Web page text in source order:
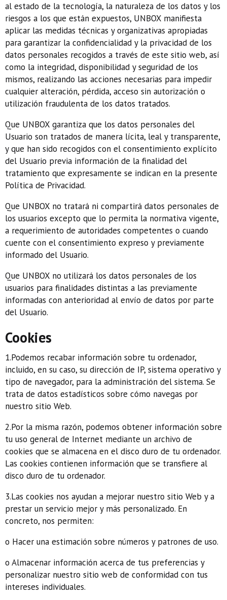
al estado de la tecnología, la naturaleza de los datos y los
riesgos a los que están expuestos, UNBOX manifiesta
aplicar las medidas técnicas y organizativas apropiadas
para garantizar la confidencialidad y la privacidad de los
datos personales recogidos a través de este sitio web, así
como la integridad, disponibilidad y seguridad de los
mismos, realizando las acciones necesarias para impedir
cualquier alteración, pérdida, acceso sin autorización o
utilización fraudulenta de los datos tratados.
Que UNBOX garantiza que los datos personales del
Usuario son tratados de manera lícita, leal y transparente,
y que han sido recogidos con el consentimiento explícito
del Usuario previa información de la finalidad del
tratamiento que expresamente se indican en la presente
Política de Privacidad.
Que UNBOX no tratará ni compartirá datos personales de
los usuarios excepto que lo permita la normativa vigente,
a requerimiento de autoridades competentes o cuando
cuente con el consentimiento expreso y previamente
informado del Usuario.
Que UNBOX no utilizará los datos personales de los
usuarios para finalidades distintas a las previamente
informadas con anterioridad al envío de datos por parte
del Usuario.
Cookies
1.Podemos recabar información sobre tu ordenador,
incluido, en su caso, su dirección de IP, sistema operativo y
tipo de navegador, para la administración del sistema. Se
trata de datos estadísticos sobre cómo navegas por
nuestro sitio Web.
2.Por la misma razón, podemos obtener información sobre
tu uso general de Internet mediante un archivo de
cookies que se almacena en el disco duro de tu ordenador.
Las cookies contienen información que se transfiere al
disco duro de tu ordenador.
3.Las cookies nos ayudan a mejorar nuestro sitio Web y a
prestar un servicio mejor y más personalizado. En
concreto, nos permiten:
o Hacer una estimación sobre números y patrones de uso.
o Almacenar información acerca de tus preferencias y
personalizar nuestro sitio web de conformidad con tus
intereses individuales.